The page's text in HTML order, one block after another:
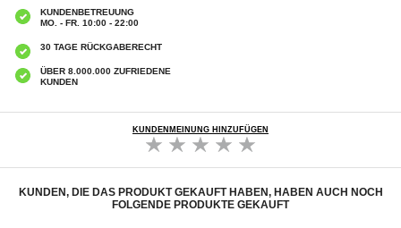
KUNDENBETREUUNG
MO. - FR. 10:00 - 22:00
30 TAGE RÜCKGABERECHT
ÜBER 8.000.000 ZUFRIEDENE
KUNDEN
KUNDENMEINUNG HINZUFÜGEN
KUNDEN, DIE DAS PRODUKT GEKAUFT HABEN, HABEN AUCH NOCH
FOLGENDE PRODUKTE GEKAUFT